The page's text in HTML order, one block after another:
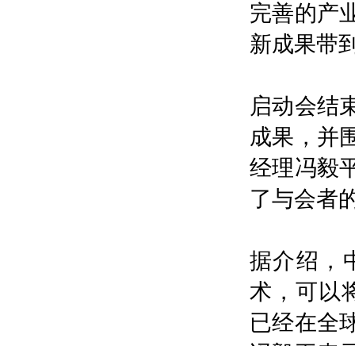
完善的产
新成果带
启动会结
成果，并
经理冯毅
了与会者
据介绍，
术，可以
已经在全